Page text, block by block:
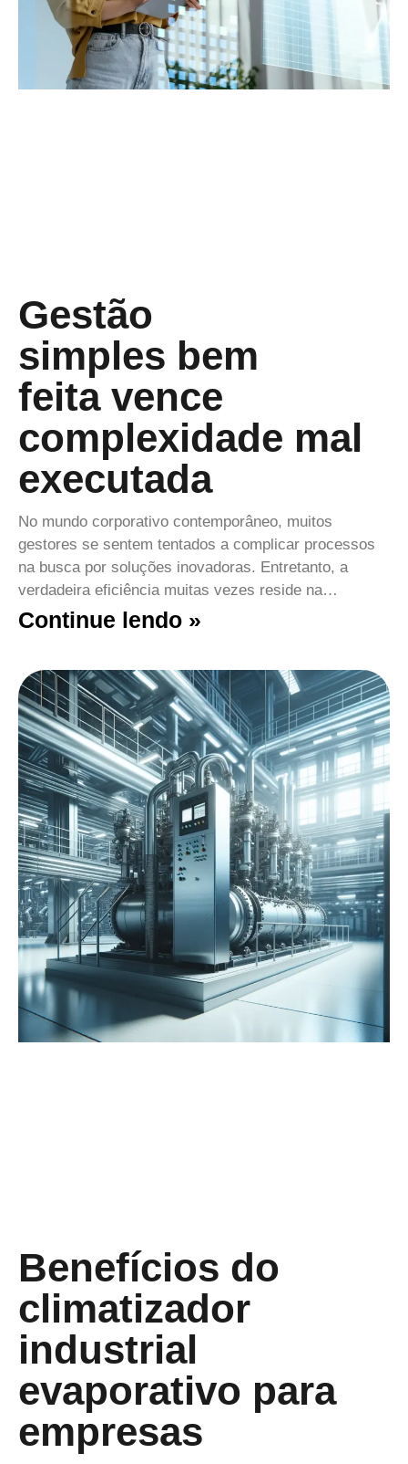
Gestão
simples bem
feita vence
complexidade mal
executada
No mundo corporativo contemporâneo, muitos
gestores se sentem tentados a complicar processos
na busca por soluções inovadoras. Entretanto, a
verdadeira eficiência muitas vezes reside na…
Continue lendo »
Benefícios do
climatizador
industrial
evaporativo para
empresas